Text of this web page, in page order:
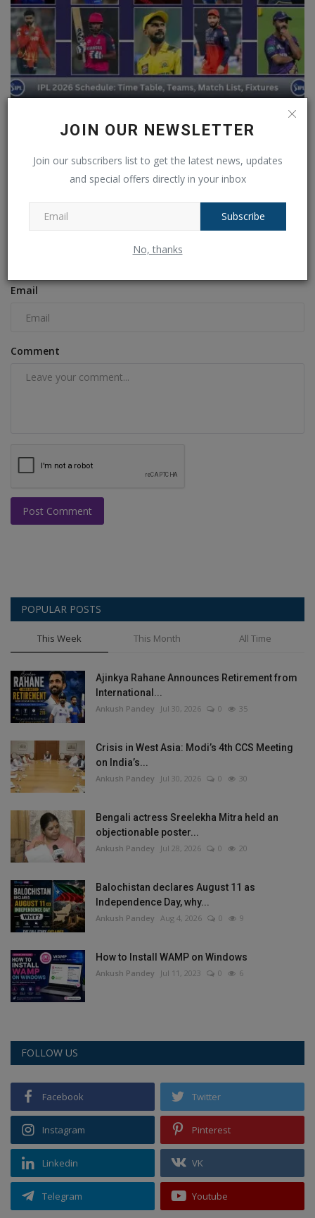
JOIN OUR NEWSLETTER
Join our subscribers list to get the latest news, updates
and special offers directly in your inbox
Subscribe
No, thanks
Indian Premier League (IPL) 2026 Schedule Announced:
Name
Email
Comment
Post Comment
POPULAR POSTS
This Week This Month All Time
Ajinkya Rahane Announces Retirement from
International...
Ankush Pandey Jul 30, 2026 0 35
Crisis in West Asia: Modi’s 4th CCS Meeting
on India’s...
Ankush Pandey Jul 30, 2026 0 30
Bengali actress Sreelekha Mitra held an
objectionable poster...
Ankush Pandey Jul 28, 2026 0 20
Balochistan declares August 11 as
Independence Day, why...
Ankush Pandey Aug 4, 2026 0 9
How to Install WAMP on Windows
Ankush Pandey Jul 11, 2023 0 6
FOLLOW US
Facebook Twitter
Instagram Pinterest
Linkedin VK
Telegram Youtube